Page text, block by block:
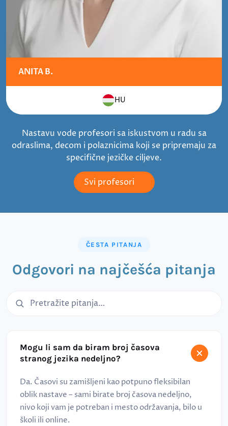
ANITA B.
HU
Nastavu vode profesori sa iskustvom u radu sa
odraslima, decom i polaznicima koji se pripremaju za
specifične jezičke ciljeve.
Svi profesori
ČESTA PITANJA
Odgovori na najčešća pitanja
Mogu li sam da biram broj časova
stranog jezika nedeljno?
Da. Časovi su zamišljeni kao potpuno fleksibilan
oblik nastave – sami birate broj časova nedeljno,
nivo koji vam je potreban i mesto održavanja, bilo u
školi ili online.